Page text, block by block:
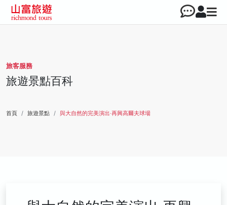
旅客服務
旅遊景點百科
首頁 旅遊景點 與大自然的完美演出‧再興高爾夫球場